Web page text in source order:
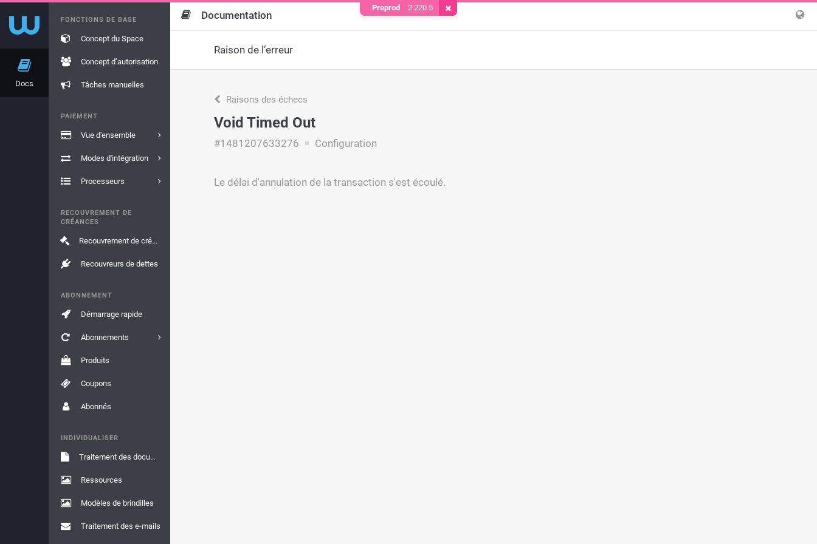
Docs
FONCTIONS DE BASE
Concept du Space
Concept d’autorisation
Tâches manuelles
PAIEMENT
Vue d'ensemble
Modes d'intégration
Processeurs
RECOUVREMENT DE
CRÉANCES
Recouvrement de créances
Recouvreurs de dettes
ABONNEMENT
Démarrage rapide
Abonnements
Produits
Coupons
Abonnés
INDIVIDUALISER
Traitement des documents
Ressources
Modèles de brindilles
Traitement des e-mails
Documentation
Raison de l’erreur
Raisons des échecs
Void Timed Out
#1481207633276 Configuration
Le délai d'annulation de la transaction s'est écoulé.
Preprod 2.220.5 Supprimer le cookie